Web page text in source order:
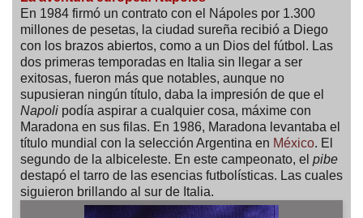
En 1984 firmó un contrato con el Nápoles por 1.300
millones de pesetas, la ciudad sureña recibió a Diego
con los brazos abiertos, como a un Dios del fútbol. Las
dos primeras temporadas en Italia sin llegar a ser
exitosas, fueron más que notables, aunque no
supusieran ningún título, daba la impresión de que el
Napoli podía aspirar a cualquier cosa, máxime con
Maradona en sus filas. En 1986, Maradona levantaba el
título mundial con la selección Argentina en México. El
segundo de la albiceleste. En este campeonato, el pibe
destapó el tarro de las esencias futbolísticas. Las cuales
siguieron brillando al sur de Italia.